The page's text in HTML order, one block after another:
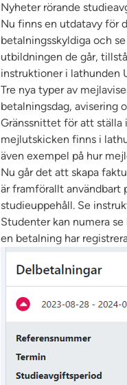
Nyheter rörande
Nu finns en utdatavy för
betalningsskyldiga och
utbildningen de går,
instruktioner i lathunden
Tre nya typer av
betalningsdag, avisering
Gränssnittet för att ställa
mejlutskicken finns i
även exempel på hur
Nu går det att skapa
är framförallt
studieuppehåll. Se
Studenter kan numera
en betalning har